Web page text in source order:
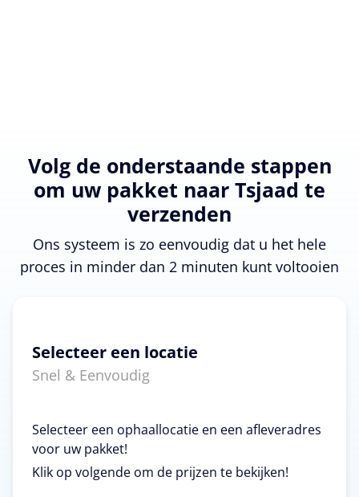
Volg de onderstaande stappen
om uw pakket naar Tsjaad te
verzenden
Ons systeem is zo eenvoudig dat u het hele
proces in minder dan 2 minuten kunt voltooien
Selecteer een locatie
Snel & Eenvoudig
Selecteer een ophaallocatie en een afleveradres
voor uw pakket!
Klik op volgende om de prijzen te bekijken!